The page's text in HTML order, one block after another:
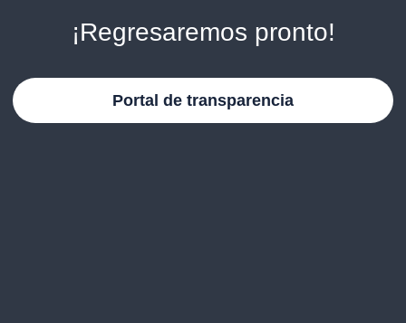
¡Regresaremos pronto!
Portal de transparencia